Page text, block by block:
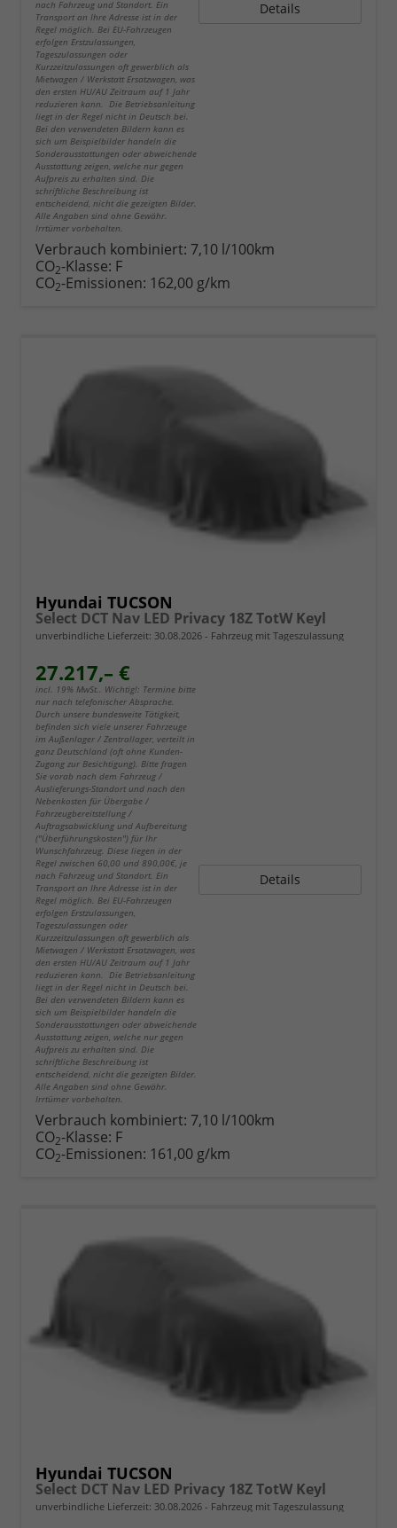
nach Fahrzeug und Standort. Ein
Transport an Ihre Adresse ist in der
Regel möglich. Bei EU-Fahrzeugen
erfolgen Erstzulassungen,
Tageszulassungen oder
Kurzzeitzulassungen oft gewerblich als
Mietwagen / Werkstatt Ersatzwagen, was
den ersten HU/AU Zeitraum auf 1 Jahr
reduzieren kann. Die Betriebsanleitung
liegt in der Regel nicht in Deutsch bei.
Bei den verwendeten Bildern kann es
sich um Beispielbilder handeln die
Sonderausstattungen oder abweichende
Ausstattung zeigen, welche nur gegen
Aufpreis zu erhalten sind. Die
schriftliche Beschreibung ist
entscheidend, nicht die gezeigten Bilder.
Alle Angaben sind ohne Gewähr.
Irrtümer vorbehalten.
Details
Verbrauch kombiniert: 7,10 l/100km
CO2-Klasse: F
CO2-Emissionen: 162,00 g/km
Hyundai TUCSON
Select DCT Nav LED Privacy 18Z TotW Keyl
unverbindliche Lieferzeit: 30.08.2026 Fahrzeug mit Tageszulassung
27.217,– €
incl. 19% MwSt.. Wichtig!: Termine bitte
nur nach telefonischer Absprache.
Durch unsere bundesweite Tätigkeit,
befinden sich viele unserer Fahrzeuge
im Außenlager / Zentrallager, verteilt in
ganz Deutschland (oft ohne Kunden-
Zugang zur Besichtigung). Bitte fragen
Sie vorab nach dem Fahrzeug /
Auslieferungs-Standort und nach den
Nebenkosten für Übergabe /
Fahrzeugbereitstellung /
Auftragsabwicklung und Aufbereitung
("Überführungskosten") für Ihr
Wunschfahrzeug. Diese liegen in der
Regel zwischen 60,00 und 890,00€, je
nach Fahrzeug und Standort. Ein
Transport an Ihre Adresse ist in der
Regel möglich. Bei EU-Fahrzeugen
erfolgen Erstzulassungen,
Tageszulassungen oder
Kurzzeitzulassungen oft gewerblich als
Mietwagen / Werkstatt Ersatzwagen, was
den ersten HU/AU Zeitraum auf 1 Jahr
reduzieren kann. Die Betriebsanleitung
liegt in der Regel nicht in Deutsch bei.
Bei den verwendeten Bildern kann es
sich um Beispielbilder handeln die
Sonderausstattungen oder abweichende
Ausstattung zeigen, welche nur gegen
Aufpreis zu erhalten sind. Die
schriftliche Beschreibung ist
entscheidend, nicht die gezeigten Bilder.
Alle Angaben sind ohne Gewähr.
Irrtümer vorbehalten.
Details
Verbrauch kombiniert: 7,10 l/100km
CO2-Klasse: F
CO2-Emissionen: 161,00 g/km
Hyundai TUCSON
Select DCT Nav LED Privacy 18Z TotW Keyl
unverbindliche Lieferzeit: 30.08.2026 Fahrzeug mit Tageszulassung